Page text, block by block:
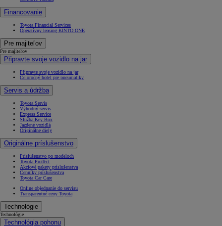
Financovanie
Toyota Financial Services
Operatívny leasing KINTO ONE
Pre majiteľov
Pre majiteľov
Připravte svoje vozidlo na jar
Připravte svoje vozidlo na jar
Celoročný hotel pre pneumatiky
Servis a údržba
Toyota Servis
Výhodný servis
Express Service
Služba Key Box
Jazdené vozidlá
Originálne diely
Originálne príslušenstvo
Príslušenstvo po modeloch
Toyota ProTect
Akciové pakety príslušenstva
Cenníky príslušenstva
Toyota Car Care
Online objednanie do servisu
Transparentné ceny Toyota
Technológie
Technológie
Technológia pohonu